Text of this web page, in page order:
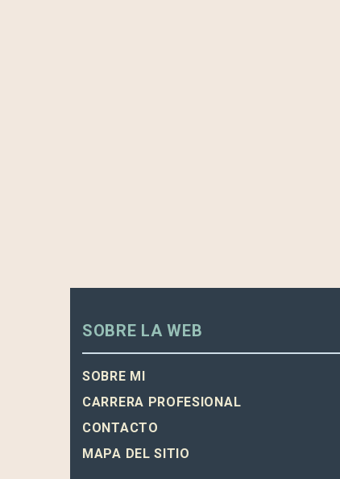
SOBRE LA WEB
SOBRE MI
CARRERA PROFESIONAL
CONTACTO
MAPA DEL SITIO